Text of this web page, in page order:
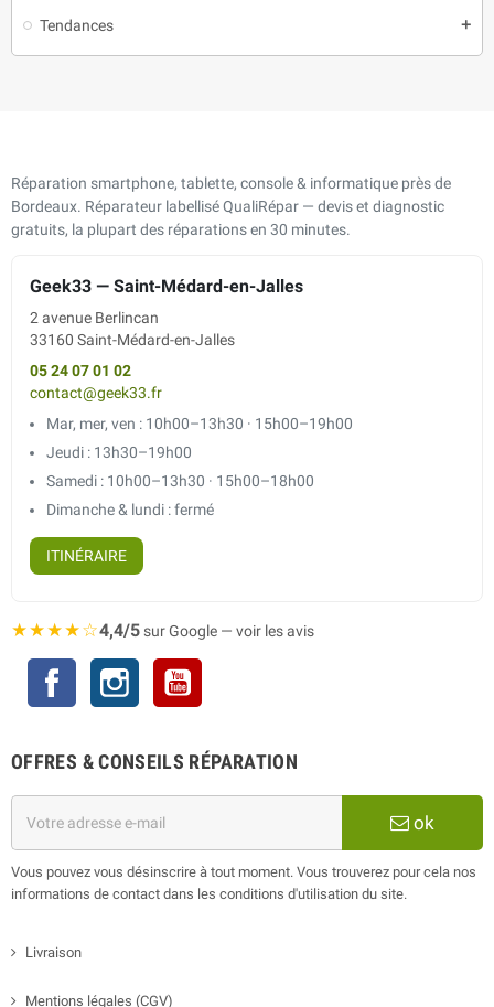
Tendances add
Réparation smartphone, tablette, console & informatique près de
Bordeaux. Réparateur labellisé QualiRépar — devis et diagnostic
gratuits, la plupart des réparations en 30 minutes.
Geek33 — Saint-Médard-en-Jalles
2 avenue Berlincan
33160 Saint-Médard-en-Jalles
05 24 07 01 02
contact@geek33.fr
Mar, mer, ven : 10h00–13h30 · 15h00–19h00
Jeudi : 13h30–19h00
Samedi : 10h00–13h30 · 15h00–18h00
Dimanche & lundi : fermé
ITINÉRAIRE
★★★★☆4,4/5sur Google — voir les avis
Facebook Instagram
OFFRES & CONSEILS RÉPARATION
ok
Vous pouvez vous désinscrire à tout moment. Vous trouverez pour cela nos
informations de contact dans les conditions d'utilisation du site.
Livraison
Mentions légales (CGV)